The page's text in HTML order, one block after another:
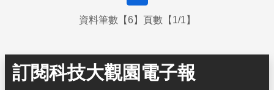
織，以搭上盟國彼此分享互補技術、分攤高價基礎設施及分
享生產、製造及服務共同市場的便車。又現今國際潮流是；
資料筆數【6】頁數【1/1】
訂閱科技大觀園電子報